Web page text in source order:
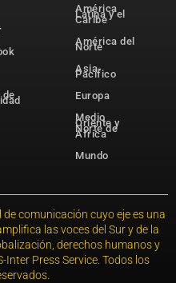
de
América
Latina y el
Caribe
América del
Norte
Asia-
Pacífico
Europa
Medio
Oriente y
Norte de
África
Mundo
comunicación cuyo eje es una
las voces del Sur y de la
derechos humanos y
Press Service. Todos los